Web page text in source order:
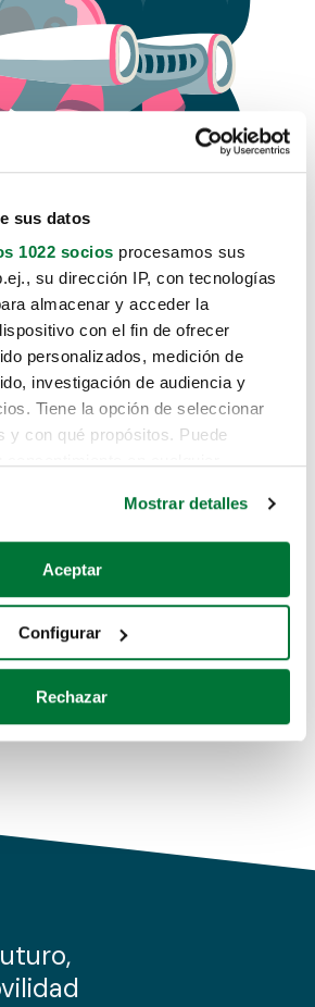
sus datos
1022 socios procesamos sus
su dirección IP, con tecnologías
almacenar y acceder la
con el fin de ofrecer
personalizados, medición de
investigación de audiencia y
Tiene la opción de seleccionar
y con qué propósitos. Puede
quisiéramos:
sobre su ubicación geográfica
analizándolo activamente
específicas (huellas
sobre cómo se procesan sus
uso que haga del sitio web con
redes sociales, publicidad y análisis
Mostrar detalles
Aceptar
Configurar
Rechazar
no sabemos como
hasta aquí.
el coche que estás
de estos enlaces:
mano